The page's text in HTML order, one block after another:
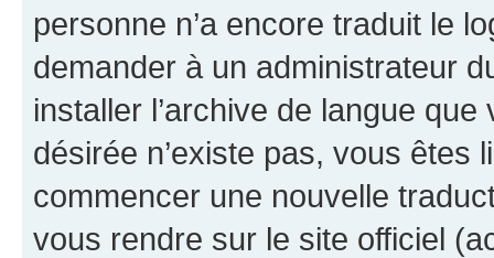
personne n’a encore traduit le
demander à un administrateur
installer l’archive de langue
désirée n’existe pas, vous êtes
commencer une nouvelle
vous rendre sur le site officiel